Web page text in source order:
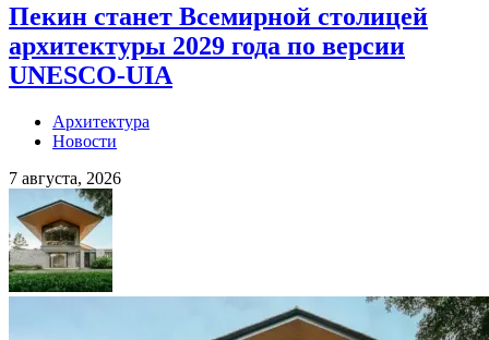
Пекин станет Всемирной столицей
архитектуры 2029 года по версии
UNESCO-UIA
Архитектура
Новости
7 августа, 2026